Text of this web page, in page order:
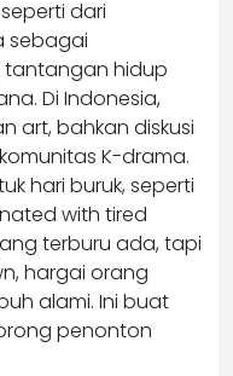
dari
sebagai
tantangan hidup
Di Indonesia,
art, bahkan diskusi
K-drama.
hari buruk, seperti
with tired
terburu ada, tapi
hargai orang
alami. Ini buat
penonton